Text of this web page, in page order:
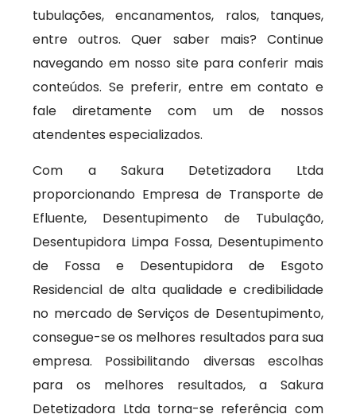
tubulações, encanamentos, ralos, tanques,
entre outros. Quer saber mais? Continue
navegando em nosso site para conferir mais
conteúdos. Se preferir, entre em contato e
fale diretamente com um de nossos
atendentes especializados.
Com a Sakura Detetizadora Ltda
proporcionando Empresa de Transporte de
Efluente, Desentupimento de Tubulação,
Desentupidora Limpa Fossa, Desentupimento
de Fossa e Desentupidora de Esgoto
Residencial de alta qualidade e credibilidade
no mercado de Serviços de Desentupimento,
consegue-se os melhores resultados para sua
empresa. Possibilitando diversas escolhas
para os melhores resultados, a Sakura
Detetizadora Ltda torna-se referência com